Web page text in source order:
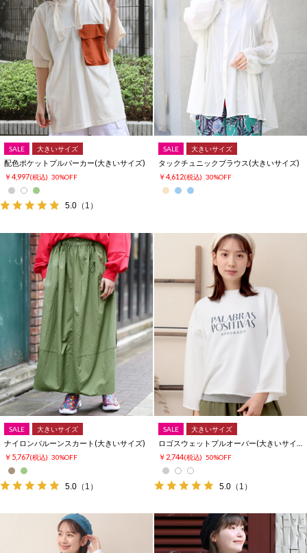
SALE 大きいサイズ
配色ポケットプルパーカー(大きいサイズ)
￥4,997(税込) 30%OFF
5.0 （1）
SALE 大きいサイズ
タックチュニックブラウス(大きいサイズ)
￥4,612(税込) 30%OFF
SALE 大きいサイズ
ナイロンバルーンスカート(大きいサイズ)
￥5,767(税込) 30%OFF
5.0 （1）
SALE 大きいサイズ
￥2,744(税込) 50%OFF
5.0 （1）